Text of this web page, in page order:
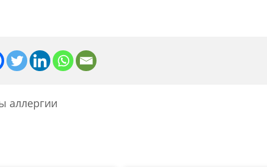
аллергии